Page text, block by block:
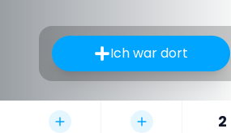
Ich war dort
2